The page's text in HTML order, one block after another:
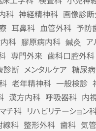
科 神経精神科 画像診
耳鼻科 血管外科 予防
科 膠原病内科 鍼灸
専門外来 歯科口腔外科
診断 メンタルケア 糖尿
老年精神科 一般検診
漢方内科 呼吸器科 内
チ科 リハビリテーション
線科 整形外科 歯科 気